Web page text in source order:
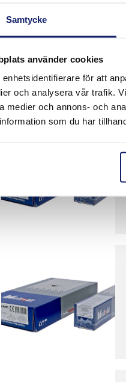
Samtycke
använder cookies
enhetsidentifierare för att
och analysera vår trafik.
medier och annons- och
som du har